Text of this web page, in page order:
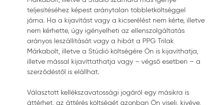
teljesítéséhez képest aránytalan többletköltséggel
járna. Ha a kijavítást vagy a kicserélést nem kérte, illetve
nem kérhette, úgy igényelheti az ellenszolgáltatás
arányos leszállítását vagy a hibát a PPG Trilak
Márkabolt, illetve a Stúdió költségére Ön is kijavíthatja,
illetve mással kijavíttathatja vagy – végső esetben – a
szerződéstől is elállhat.
Választott kellékszavatossági jogáról egy másikra is
áttérhet, az áttérés költségét azonban Ön viseli, kivéve,